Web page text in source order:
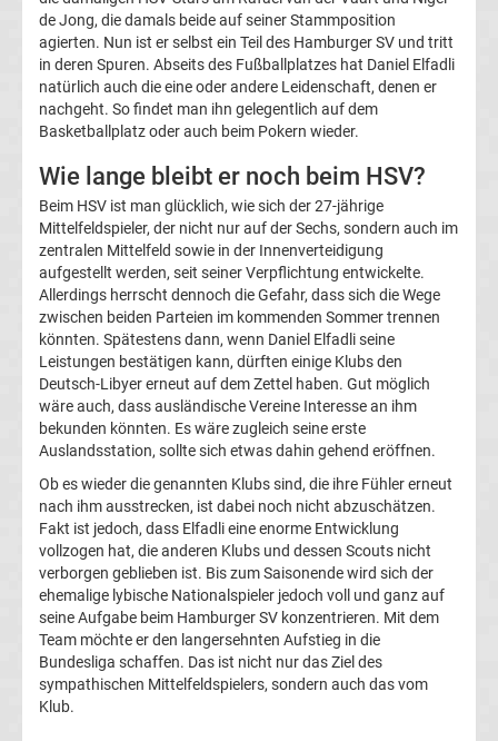
Düsseldorf
Transfergerüchte
FSV
Frankfurt
Transfergerüchte
FSV
Zwickau
Transfergerüchte
Hallescher
FC
Transfergerüchte
Hamburger
SV
de Jong, die damals beide auf seiner Stammposition
agierten. Nun ist er selbst ein Teil des Hamburger SV und tritt
in deren Spuren. Abseits des Fußballplatzes hat Daniel Elfadli
natürlich auch die eine oder andere Leidenschaft, denen er
nachgeht. So findet man ihn gelegentlich auf dem
Basketballplatz oder auch beim Pokern wieder.
Wie lange bleibt er noch beim HSV?
Beim HSV ist man glücklich, wie sich der 27-jährige
Mittelfeldspieler, der nicht nur auf der Sechs, sondern auch im
zentralen Mittelfeld sowie in der Innenverteidigung
aufgestellt werden, seit seiner Verpflichtung entwickelte.
Allerdings herrscht dennoch die Gefahr, dass sich die Wege
zwischen beiden Parteien im kommenden Sommer trennen
könnten. Spätestens dann, wenn Daniel Elfadli seine
Leistungen bestätigen kann, dürften einige Klubs den
Deutsch-Libyer erneut auf dem Zettel haben. Gut möglich
wäre auch, dass ausländische Vereine Interesse an ihm
bekunden könnten. Es wäre zugleich seine erste
Auslandsstation, sollte sich etwas dahin gehend eröffnen.
Ob es wieder die genannten Klubs sind, die ihre Fühler erneut
nach ihm ausstrecken, ist dabei noch nicht abzuschätzen.
Fakt ist jedoch, dass Elfadli eine enorme Entwicklung
vollzogen hat, die anderen Klubs und dessen Scouts nicht
verborgen geblieben ist. Bis zum Saisonende wird sich der
ehemalige lybische Nationalspieler jedoch voll und ganz auf
seine Aufgabe beim Hamburger SV konzentrieren. Mit dem
Team möchte er den langersehnten Aufstieg in die
Bundesliga schaffen. Das ist nicht nur das Ziel des
sympathischen Mittelfeldspielers, sondern auch das vom
Klub.